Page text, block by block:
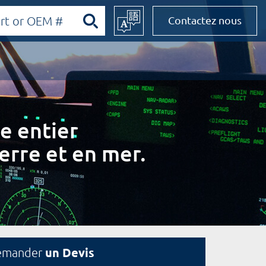
Contactez nous
entier
et en mer.
un Devis